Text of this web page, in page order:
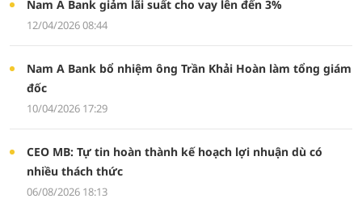
Nam A Bank giảm lãi suất cho vay lên đến 3%
12/04/2026 08:44
Nam A Bank bổ nhiệm ông Trần Khải Hoàn làm tổng giám
đốc
10/04/2026 17:29
CEO MB: Tự tin hoàn thành kế hoạch lợi nhuận dù có
nhiều thách thức
06/08/2026 18:13